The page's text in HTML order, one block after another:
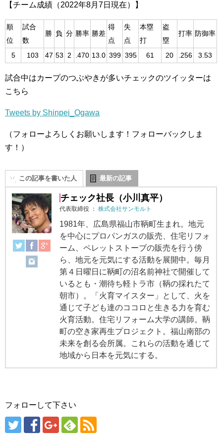
【チーム成績（2022年8月7日現在）】
順
位
試合
数
勝 負 分 勝率 勝差
得
点
失
点
本塁
打
盗
塁
打率 防御率
5 103 47 53 2 .470 13.0 399 395 61 20 .256 3.53
試合中はカープのつぶやきが多いチェックのツイッターは
こちら
Tweets by Shinpei_Ogawa
（フォローよろしくお願いします！フォローバックしま
す！）
この記事を書いた人 最新の記事
チェック社長（小川真平）
代表取締役 ： 株式会社サンモルト
1981年、広島県福山市鞆町生まれ。地元
を中心にプロパンガスの販売、住宅リフォ
ーム、ペレットストーブの販売を行う傍
ら、地元を元気にする活動を展開中。毎月
第４日曜日に鞆町の沼名前神社で開催して
いるとも・潮待ち軽トラ市（鞆の採れたて
朝市）。「火育マイスター」として、火を
通じて子ども達のココロと生きる力を育む
火育活動。住宅リフォーム大学の講師。鞆
町の空き家再生プロジェクト。福山南部の
未来を創る会所属。これらの活動を通じて
地域から日本を元気にする。
フォローして下さい